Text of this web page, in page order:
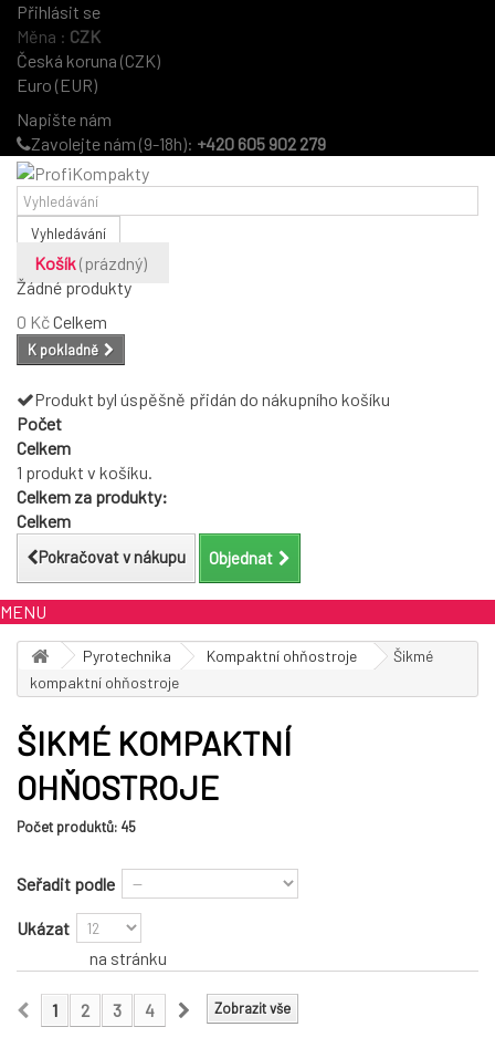
Přihlásit se
Měna : CZK
Česká koruna (CZK)
Euro (EUR)
Napište nám
Zavolejte nám (9-18h): +420 605 902 279
Vyhledávání
Košík(prázdný)
Žádné produkty
0 KčCelkem
K pokladně
Produkt byl úspěšně přidán do nákupního košíku
Počet
Celkem
1 produkt v košíku.
Celkem za produkty:
Celkem
Pokračovat v nákupu Objednat
MENU
Pyrotechnika Kompaktní ohňostroje
Šikmé
kompaktní ohňostroje
ŠIKMÉ KOMPAKTNÍ
OHŇOSTROJE
Počet produktů: 45
Seřadit podle
Ukázat
na stránku
Zobrazit vše
1 2 3 4